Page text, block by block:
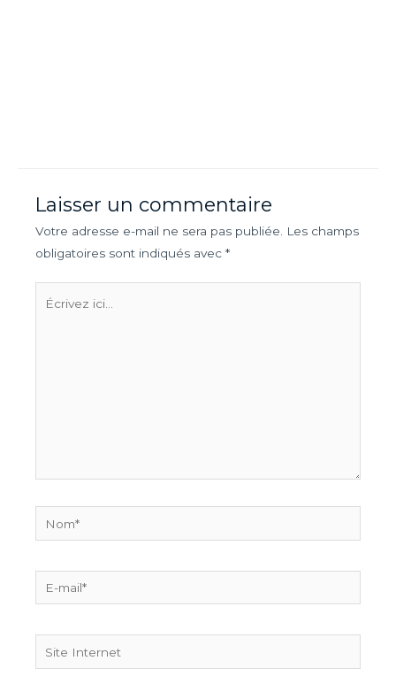
Laisser un commentaire
Votre adresse e-mail ne sera pas publiée.
Les champs
obligatoires sont indiqués avec *